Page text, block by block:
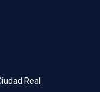
Real